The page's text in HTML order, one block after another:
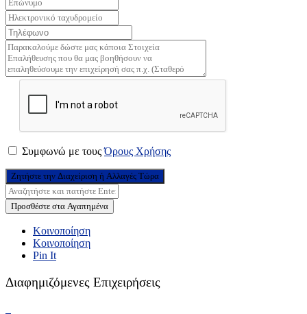
Συμφωνώ με τουςΌρους Χρήσης
Ζητήστε την Διαχείριση ή Αλλαγές Τώρα
Προσθέστε στα Αγαπημένα
Κοινοποίηση
Κοινοποίηση
Pin It
Διαφημιζόμενες Επιχειρήσεις